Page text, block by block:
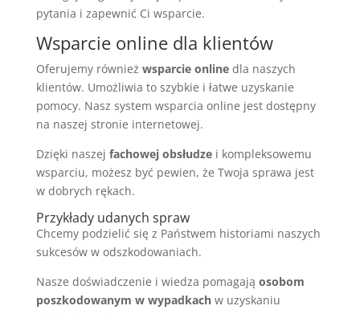
pytania i zapewnić Ci wsparcie.
Wsparcie online dla klientów
Oferujemy również wsparcie onlinedla naszych
klientów. Umożliwia to szybkie i łatwe uzyskanie
pomocy. Nasz system wsparcia online jest dostępny
na naszej stronie internetowej.
Dzięki naszej fachowej obsłudzei kompleksowemu
wsparciu, możesz być pewien, że Twoja sprawa jest
w dobrych rękach.
Przykłady udanych spraw
Chcemy podzielić się z Państwem historiami naszych
sukcesów w odszkodowaniach.
Nasze doświadczenie i wiedza pomagają osobom
poszkodowanym w wypadkachw uzyskaniu